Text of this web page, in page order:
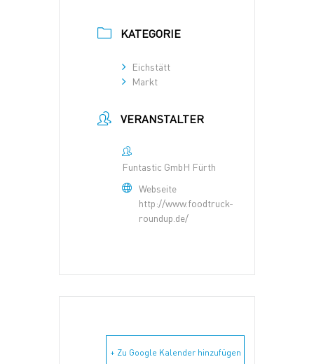
KATEGORIE
Eichstätt
Markt
VERANSTALTER
Funtastic GmbH Fürth
Webseite
http://www.foodtruck-
roundup.de/
+ Zu Google Kalender hinzufügen